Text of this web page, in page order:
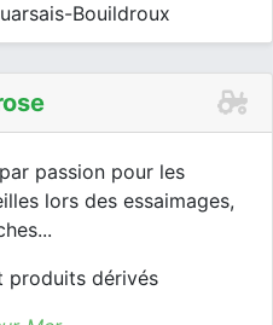
Bouildroux
passion pour les
lors des essaimages,
produits dérivés